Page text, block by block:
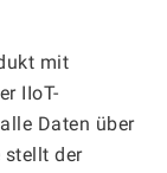
mit
IIoT-
Daten über
stellt der